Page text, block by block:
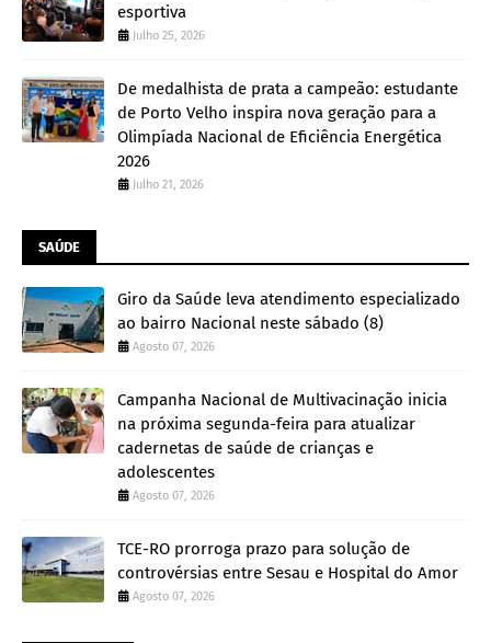
esportiva
Julho 25, 2026
De medalhista de prata a campeão: estudante
de Porto Velho inspira nova geração para a
Olimpíada Nacional de Eficiência Energética
2026
Julho 21, 2026
SAÚDE
Giro da Saúde leva atendimento especializado
ao bairro Nacional neste sábado (8)
Agosto 07, 2026
Campanha Nacional de Multivacinação inicia
na próxima segunda-feira para atualizar
cadernetas de saúde de crianças e
adolescentes
Agosto 07, 2026
TCE-RO prorroga prazo para solução de
controvérsias entre Sesau e Hospital do Amor
Agosto 07, 2026